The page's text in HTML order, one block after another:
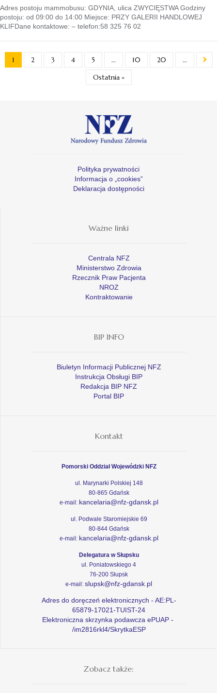
Adres postoju mammobusu: GDYNIA, ulica ZWYCIĘSTWA Godziny
postoju: od 09:00 do 14:00 Miejsce: PRZY GALERII HANDLOWEJ
KLIFDane kontaktowe: – telefon:58 325 76 02
1 2 3 4 5 ... 10 20
...
Ostatnia »
Polityka prywatności
Informacja o „cookies”
Deklaracja dostępności
Ważne linki
Centrala NFZ
Ministerstwo Zdrowia
Rzecznik Praw Pacjenta
NROZ
Kontraktowanie
BIP INFO
Biuletyn Informacji Publicznej NFZ
Instrukcja Obsługi BIP
Redakcja BIP NFZ
Portal BIP
Kontakt
Pomorski Oddział Wojewódzki NFZ
ul. Marynarki Polskiej 148
80-865 Gdańsk
e-mail: kancelaria@nfz-gdansk.pl
ul. Podwale Staromiejskie 69
80-844 Gdańsk
e-mail: kancelaria@nfz-gdansk.pl
Delegatura w Słupsku
ul. Poniatowskiego 4
76-200 Słupsk
e-mail: slupsk@nfz-gdansk.pl
Adres do doręczeń elektronicznych - AE:PL-
65879-17021-TUIST-24
Elektroniczna skrzynka podawcza ePUAP -
/im2816rkl4/SkrytkaESP
Zobacz także: